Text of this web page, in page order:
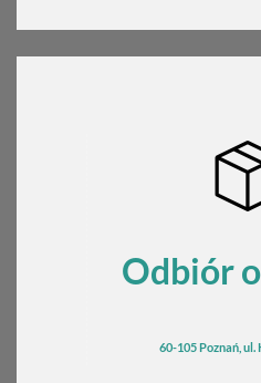
Odbiór
60-105 Poznań, ul.